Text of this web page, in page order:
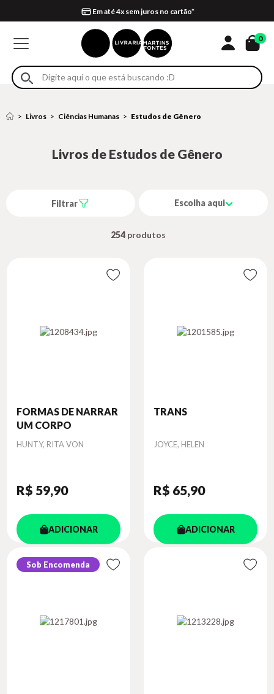
Formas de entrega
Compra 100% segura
Em até 4x sem juros no cartão*
Retire na loja
Eventos
0
Livros Ciências Humanas Estudos de Gênero
Livros de Estudos de Gênero
Filtrar Escolha aqui
254
FORMAS DE NARRAR
UM CORPO
Autor
HUNTY, RITA VON
R$ 59,90
ADICIONAR
TRANS
Autor
JOYCE, HELEN
R$ 65,90
ADICIONAR
Sob Encomenda